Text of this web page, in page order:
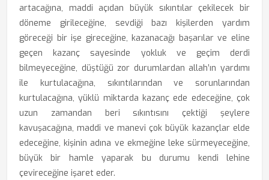
artacağına, maddi açıdan büyük sıkıntılar çekilecek bir
döneme girileceğine, sevdiği bazı kişilerden yardım
göreceği bir işe gireceğine, kazanacağı başarılar ve eline
geçen kazanç sayesinde yokluk ve geçim derdi
bilmeyeceğine, düştüğü zor durumlardan allah’ın yardımı
ile kurtulacağına, sıkıntılarından ve sorunlarından
kurtulacağına, yüklü miktarda kazanç ede edeceğine, çok
uzun zamandan beri sıkıntısını çektiği şeylere
kavuşacağına, maddi ve manevi çok büyük kazançlar elde
edeceğine, kişinin adına ve ekmeğine leke sürmeyeceğine,
büyük bir hamle yaparak bu durumu kendi lehine
çevireceğine işaret eder.